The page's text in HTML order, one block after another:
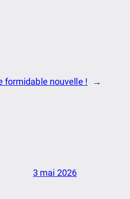
formidable nouvelle ! →
3 mai 2026